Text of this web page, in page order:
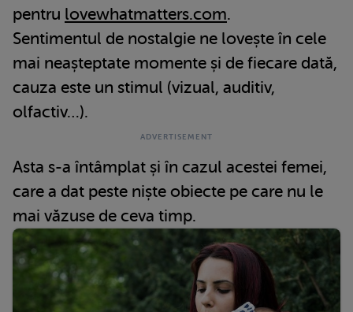
pentru lovewhatmatters.com.
Sentimentul de nostalgie ne lovește în cele
mai neașteptate momente și de fiecare dată,
cauza este un stimul (vizual, auditiv,
olfactiv…).
Asta s-a întâmplat și în cazul acestei femei,
care a dat peste niște obiecte pe care nu le
mai văzuse de ceva timp.